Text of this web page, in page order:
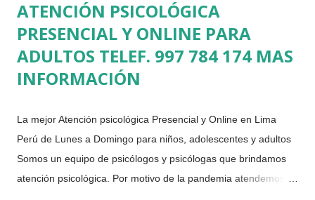
ATENCIÓN PSICOLÓGICA
PRESENCIAL Y ONLINE PARA
ADULTOS TELEF. 997 784 174 MAS
INFORMACIÓN
La mejor Atención psicológica Presencial y Online en Lima
Perú de Lunes a Domingo para niños, adolescentes y adultos
Somos un equipo de psicólogos y psicólogas que brindamos
atención psicológica. Por motivo de la pandemia atendemos